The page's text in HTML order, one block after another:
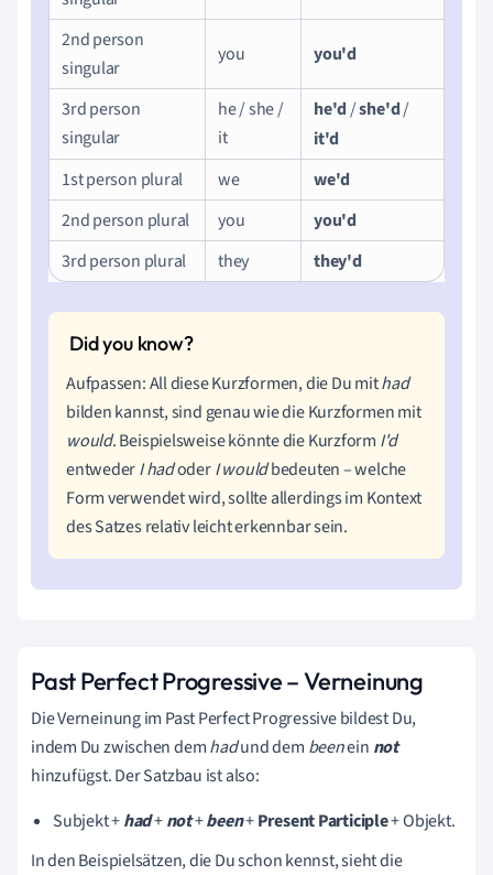
2nd person
singular
you you'd
3rd person
singular
he / she /
it
he'd/she'd/
it'd
1st person plural
we
we'd
2nd person plural
you
you'd
3rd person plural
they they'd
Aufpassen: All diese Kurzformen, die Du mithad
bilden kannst, sind genau wie die Kurzformen mit
would. Beispielsweise könnte die Kurzform I'd
entwederI hadoderI wouldbedeuten – welche
Form verwendet wird, sollte allerdings im Kontext
des Satzes relativ leicht erkennbar sein.
Past Perfect Progressive – Verneinung
Die Verneinung im Past Perfect Progressive bildest Du,
indem Du zwischen demhadund dem beenein not
hinzufügst. Der Satzbau ist also:
Subjekt +had+not+been+Present Participle+ Objekt.
In den Beispielsätzen, die Du schon kennst, sieht die